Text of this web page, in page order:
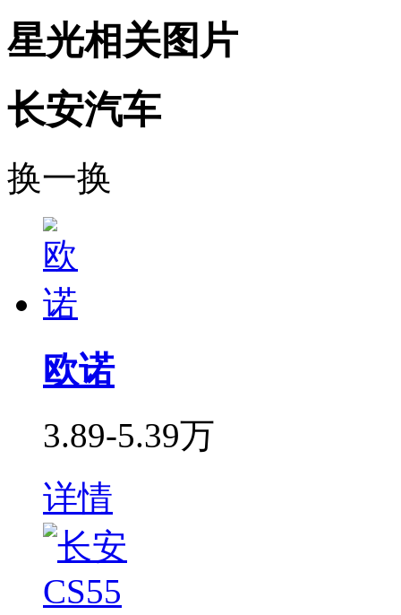
星光相关图片
长安汽车
换一换
欧诺
3.89-5.39万
详情